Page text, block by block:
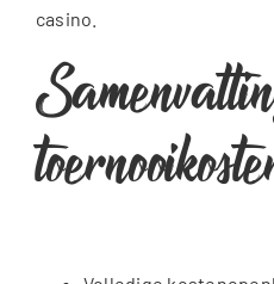
casino.